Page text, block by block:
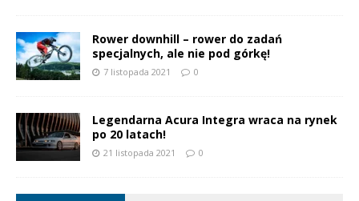
Rower downhill – rower do zadań
specjalnych, ale nie pod górkę!
7 listopada 2021 0
Legendarna Acura Integra wraca na rynek
po 20 latach!
21 listopada 2021 0